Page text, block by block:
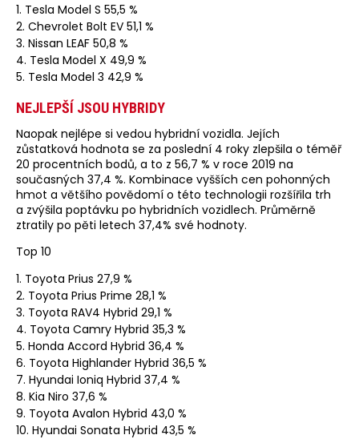
1. Tesla Model S 55,5 %
2. Chevrolet Bolt EV 51,1 %
3. Nissan LEAF 50,8 %
4. Tesla Model X 49,9 %
5. Tesla Model 3 42,9 %
NEJLEPŠÍ JSOU HYBRIDY
Naopak nejlépe si vedou hybridní vozidla. Jejích
zůstatková hodnota se za poslední 4 roky zlepšila o téměř
20 procentních bodů, a to z 56,7 % v roce 2019 na
současných 37,4 %. Kombinace vyšších cen pohonných
hmot a většího povědomí o této technologii rozšířila trh
a zvýšila poptávku po hybridních vozidlech. Průměrně
ztratily po pěti letech 37,4% své hodnoty.
Top 10
1. Toyota Prius 27,9 %
2. Toyota Prius Prime 28,1 %
3. Toyota RAV4 Hybrid 29,1 %
4. Toyota Camry Hybrid 35,3 %
5. Honda Accord Hybrid 36,4 %
6. Toyota Highlander Hybrid 36,5 %
7. Hyundai Ioniq Hybrid 37,4 %
8. Kia Niro 37,6 %
9. Toyota Avalon Hybrid 43,0 %
10. Hyundai Sonata Hybrid 43,5 %